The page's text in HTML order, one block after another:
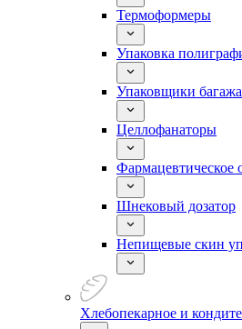
Термоформеры
Упаковка
Упаковщики багажа
Целлофанаторы
Фармацевтическое
Шнековый дозатор
Непищевые скин
Хлебопекарное и